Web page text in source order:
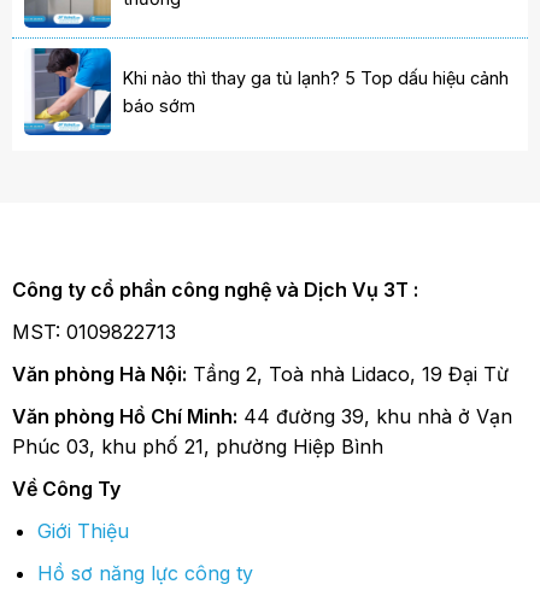
Khi nào thì thay ga tủ lạnh? 5 Top dấu hiệu cảnh
báo sớm
Công ty cổ phần công nghệ và Dịch Vụ 3T :
MST: 0109822713
Văn phòng Hà Nội: Tầng 2, Toà nhà Lidaco, 19 Đại Từ
Văn phòng Hồ Chí Minh: 44 đường 39, khu nhà ở Vạn
Phúc 03, khu phố 21, phường Hiệp Bình
Về Công Ty
Giới Thiệu
Hồ sơ năng lực công ty